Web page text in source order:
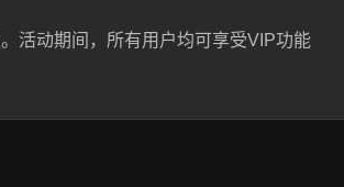
活动期间，所有用户均可享受VIP功能